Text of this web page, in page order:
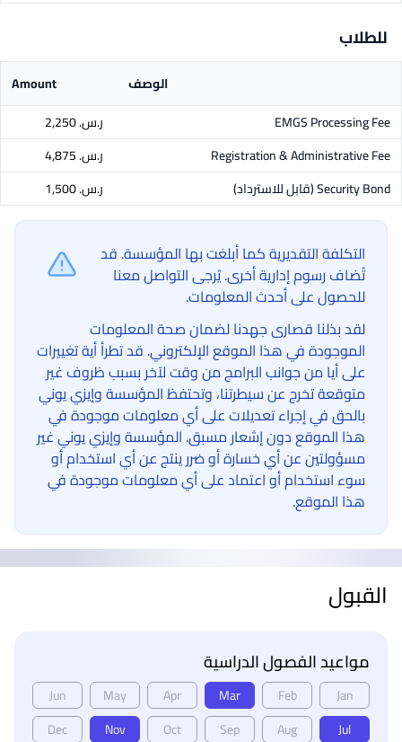
للطلاب
الوصف
Amount
EMGS Processing Fee
ر.س.‏ 2,250
Registration & Administrative Fee
ر.س.‏ 4,875
Security Bond(قابل للاسترداد) ر.س.‏ 1,500
التكلفة التقديرية كما أبلغت بها المؤسسة. قد
تُضاف رسوم إدارية أخرى. يُرجى التواصل معنا
للحصول على أحدث المعلومات.
لقد بذلنا قصارى جهدنا لضمان صحة المعلومات
الموجودة في هذا الموقع الإلكتروني. قد تطرأ أية تغييرات
على أيا من جوانب البرامج من وقت لآخر بسبب ظروف غير
متوقعة تخرج عن سيطرتنا، وتحتفظ المؤسسة وإيزي يوني
بالحق في إجراء تعديلات على أي معلومات موجودة في
هذا الموقع دون إشعار مسبق. المؤسسة وإيزي يوني غير
مسؤولتين عن أي خسارة أو ضرر ينتج عن أي استخدام أو
سوء استخدام أو اعتماد على أي معلومات موجودة في
هذا الموقع.
القبول
مواعيد الفصول الدراسية
Jan
Feb
Mar
Apr
May
Jun
Jul
Aug
Sep
Oct
Nov
Dec